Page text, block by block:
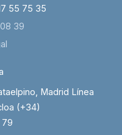
55 75 35
39
Madrid Línea
(+34)
79